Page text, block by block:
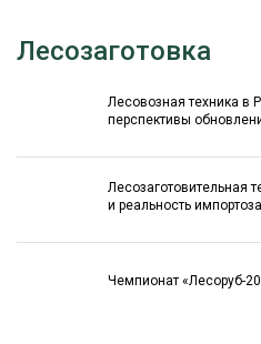
Лесозаготовка
Лесовозная техника в
перспективы
Лесозаготовительная
и реальность
Чемпионат «Лесоруб-